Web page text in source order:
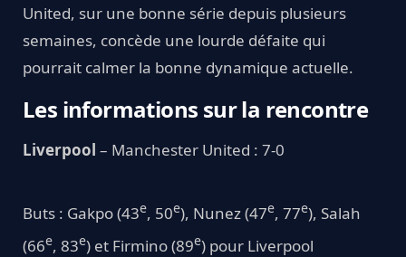
United, sur une bonne série depuis plusieurs
semaines, concède une lourde défaite qui
pourrait calmer la bonne dynamique actuelle.
Les informations sur la rencontre
Liverpool – Manchester United : 7-0
Buts : Gakpo (43e, 50e), Nunez (47e, 77e), Salah
(66e, 83e) et Firmino (89e) pour Liverpool